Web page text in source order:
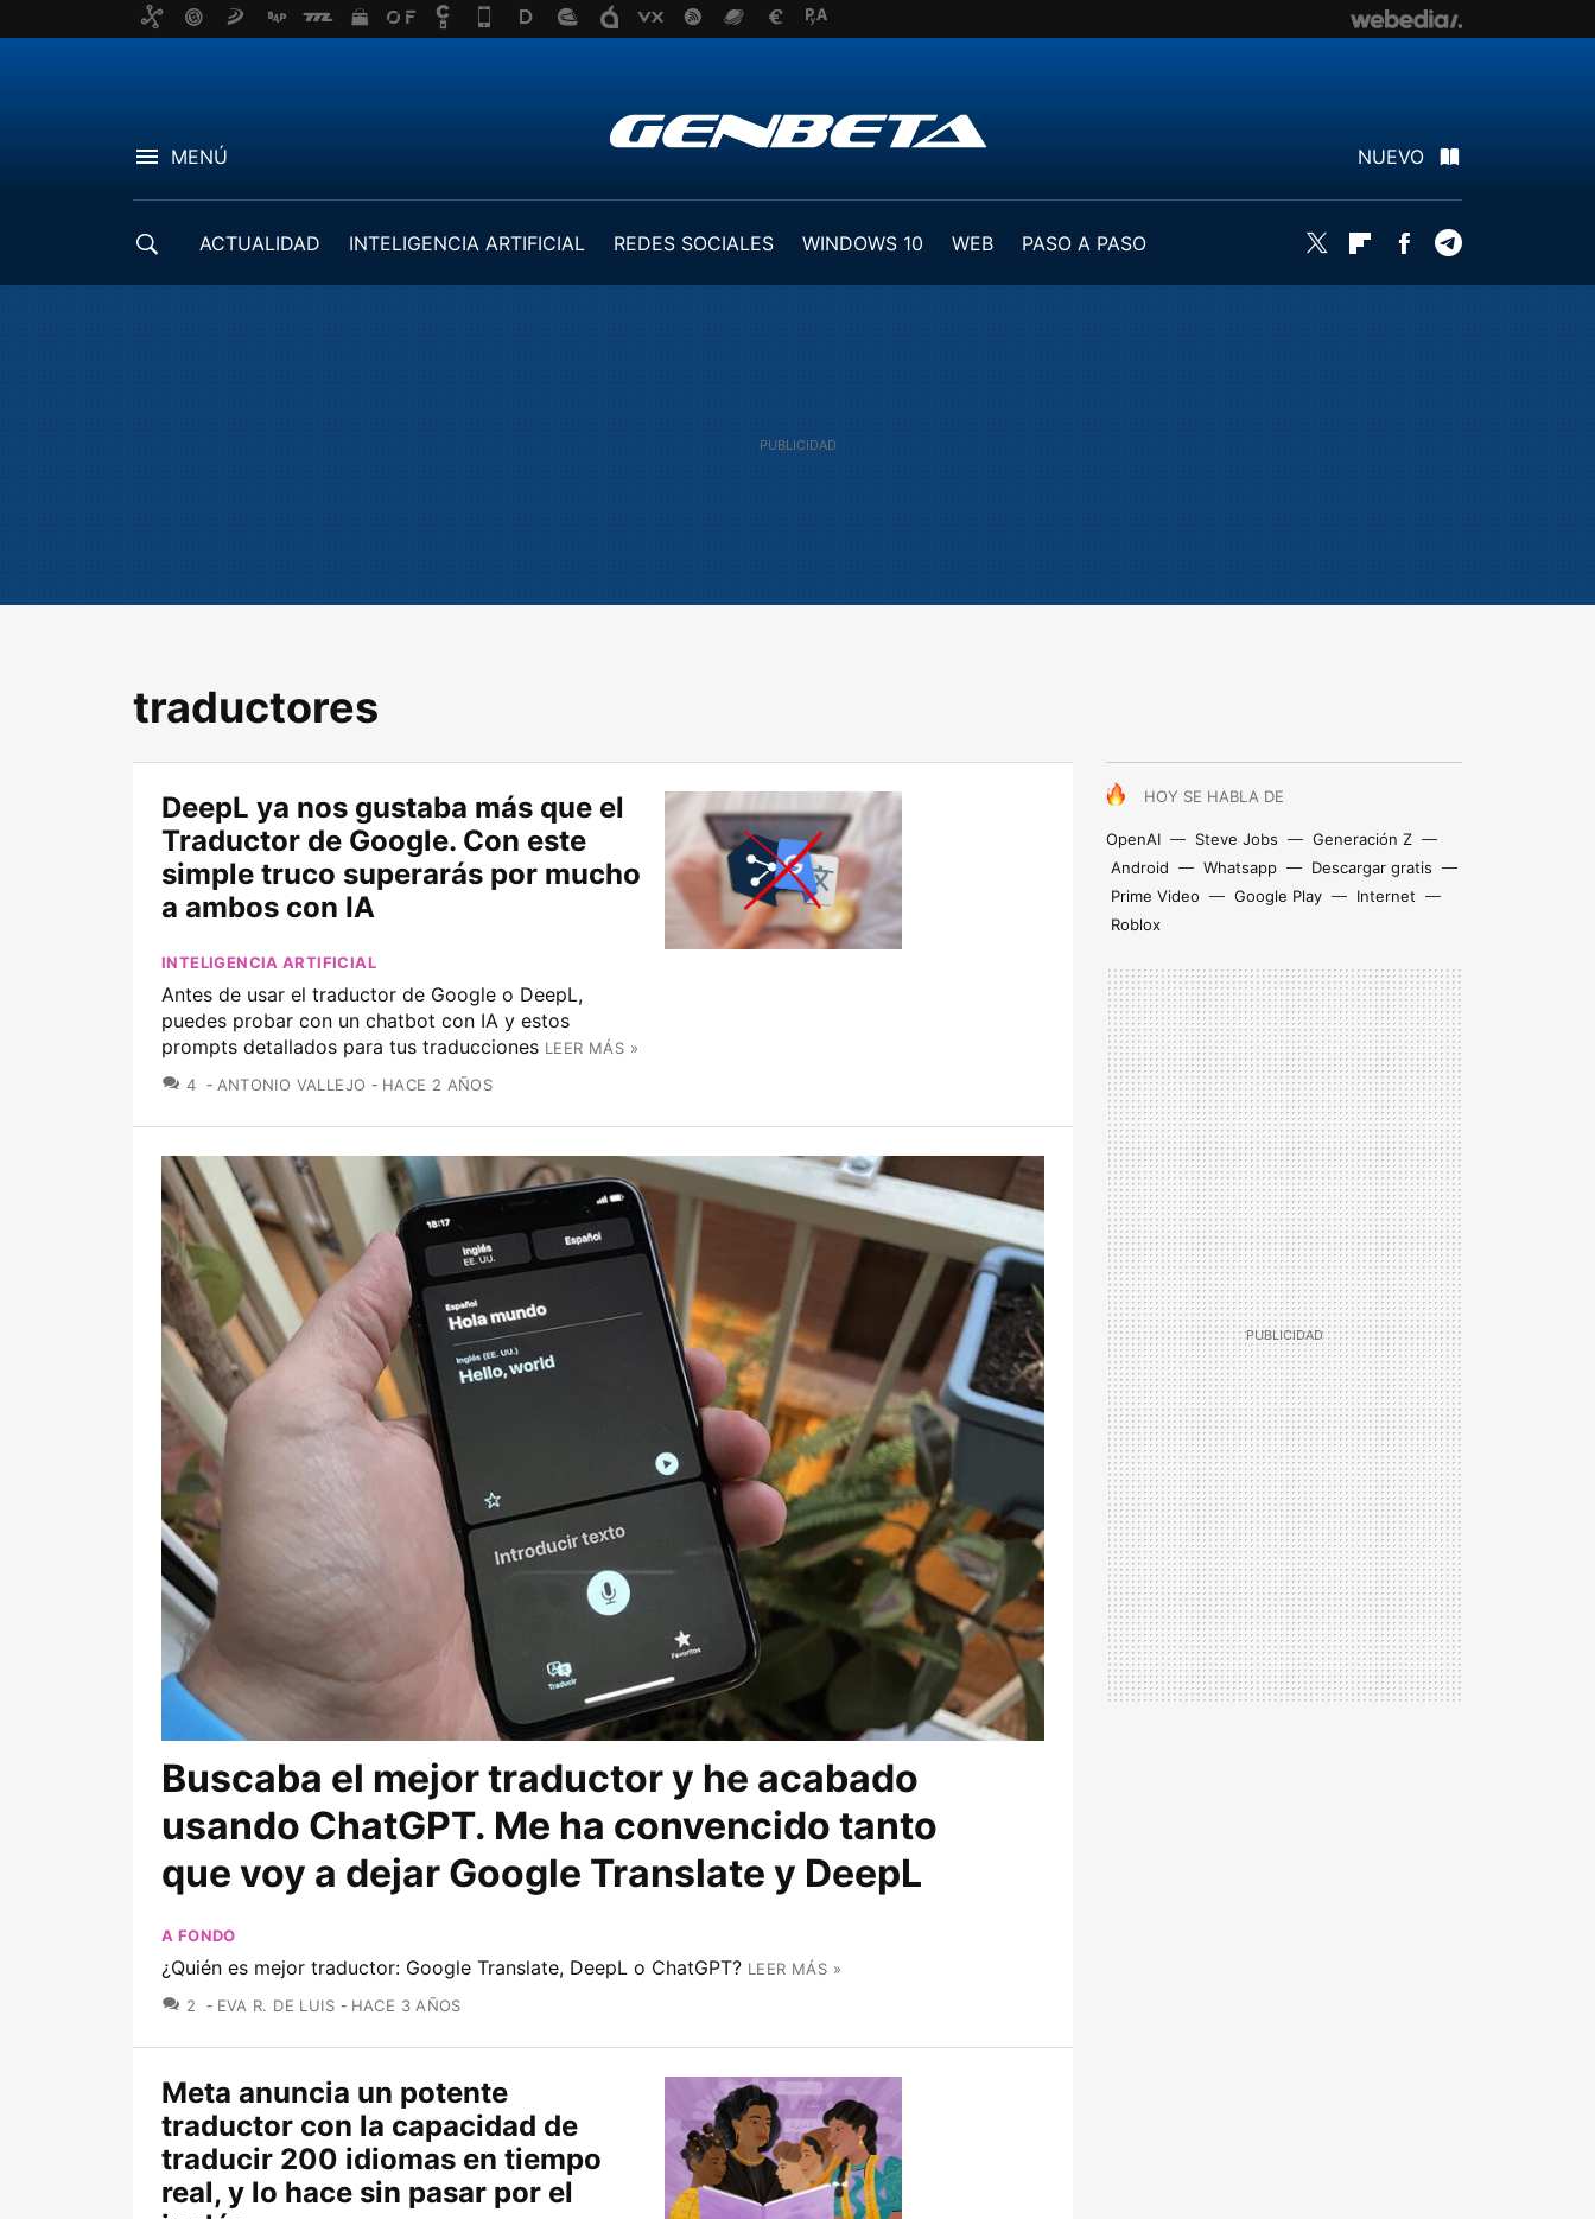
MENÚ NUEVO
ACTUALIDAD INTELIGENCIA ARTIFICIAL REDES SOCIALES WINDOWS 10 WEB
PASO A PASO
Twitter FlipboardFacebook
traductores
HOY SE HABLA DE
OpenAI Steve Jobs
Generación Z
Android
Whatsapp
Descargar gratis
Prime Video
Google Play
Internet
Roblox
DeepL ya nos gustaba más que el
Traductor de Google. Con este
simple truco superarás por mucho
a ambos con IA
INTELIGENCIA ARTIFICIAL
Antes de usar el traductor de Google o DeepL,
puedes probar con un chatbot con IA y estos
prompts detallados para tus traducciones LEER MÁS »
4 COMENTARIOS
ANTONIO VALLEJO HACE 2 AÑOS
Buscaba el mejor traductor y he acabado
usando ChatGPT. Me ha convencido tanto
que voy a dejar Google Translate y DeepL
A FONDO
¿Quién es mejor traductor: Google Translate, DeepL o ChatGPT? LEER MÁS »
2
COMENTARIOS
EVA R. DE LUIS HACE 3 AÑOS
Meta anuncia un potente
traductor con la capacidad de
traducir 200 idiomas en tiempo
real, y lo hace sin pasar por el